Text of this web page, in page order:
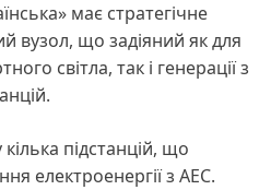
має стратегічне
вузол, що задіяний як для
світла, так і генерації з
підстанцій, що
електроенергії з АЕС.